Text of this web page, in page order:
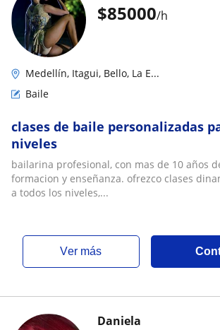
$85000/h
Medellín, Itagui, Bello, La E...
Baile
clases de baile personalizadas
niveles
bailarina profesional, con mas de 10 años
formacion y enseñanza. ofrezco clases
a todos los niveles,...
ver más
Daniela